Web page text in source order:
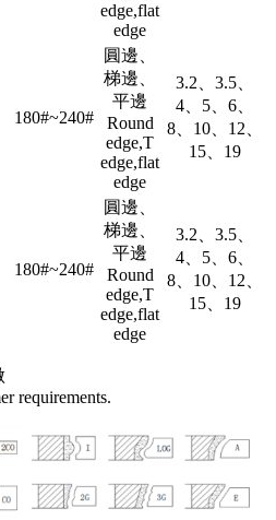
edge,flat
edge
180#~240#
圓邊、
梯邊、
平邊
Round
edge,T
edge,flat
edge
3.2、3.5、
4、5、6、
8、10、12、
15、19
180#~240#
圓邊、
梯邊、
平邊
Round
edge,T
edge,flat
edge
3.2、3.5、
4、5、6、
8、10、12、
15、19
requirements.